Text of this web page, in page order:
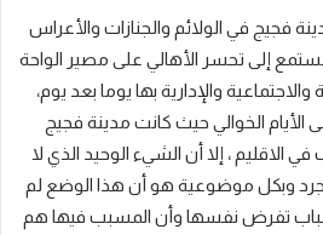
فجيج في الولائم والجنازات والأعراس
إلى تحسر الأهالي على مصير الواحة
والإدارية بها يوما بعد يوم،
الأيام الخوالي حيث كانت مدينة فجيج
، إلا أن الشيء الوحيد الذي لا
وبكل موضوعية هو أن هذا الوضع لم
تفرض نفسها وأن المسبب فيها هم